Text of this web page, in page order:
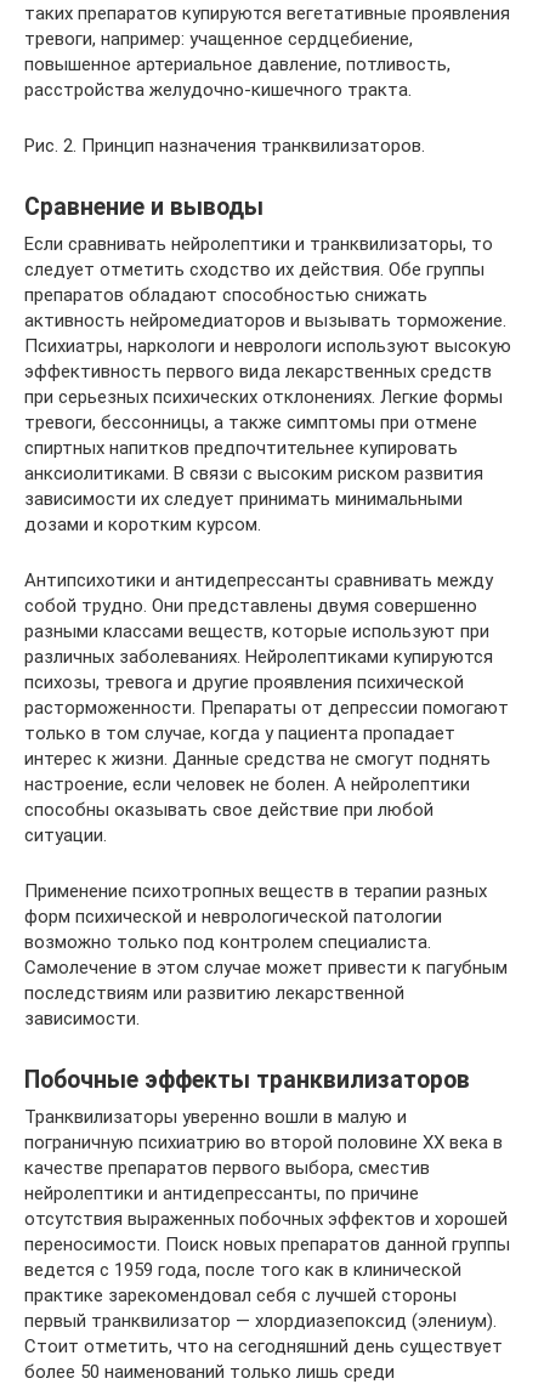
таких препаратов купируются вегетативные проявления
тревоги, например: учащенное сердцебиение,
повышенное артериальное давление, потливость,
расстройства желудочно-кишечного тракта.
Рис. 2. Принцип назначения транквилизаторов.
Сравнение и выводы
Если сравнивать нейролептики и транквилизаторы, то
следует отметить сходство их действия. Обе группы
препаратов обладают способностью снижать
активность нейромедиаторов и вызывать торможение.
Психиатры, наркологи и неврологи используют высокую
эффективность первого вида лекарственных средств
при серьезных психических отклонениях. Легкие формы
тревоги, бессонницы, а также симптомы при отмене
спиртных напитков предпочтительнее купировать
анксиолитиками. В связи с высоким риском развития
зависимости их следует принимать минимальными
дозами и коротким курсом.
Антипсихотики и антидепрессанты сравнивать между
собой трудно. Они представлены двумя совершенно
разными классами веществ, которые используют при
различных заболеваниях. Нейролептиками купируются
психозы, тревога и другие проявления психической
расторможенности. Препараты от депрессии помогают
только в том случае, когда у пациента пропадает
интерес к жизни. Данные средства не смогут поднять
настроение, если человек не болен. А нейролептики
способны оказывать свое действие при любой
ситуации.
Применение психотропных веществ в терапии разных
форм психической и неврологической патологии
возможно только под контролем специалиста.
Самолечение в этом случае может привести к пагубным
последствиям или развитию лекарственной
зависимости.
Побочные эффекты транквилизаторов
Транквилизаторы уверенно вошли в малую и
пограничную психиатрию во второй половине XX века в
качестве препаратов первого выбора, сместив
нейролептики и антидепрессанты, по причине
отсутствия выраженных побочных эффектов и хорошей
переносимости. Поиск новых препаратов данной группы
ведется с 1959 года, после того как в клинической
практике зарекомендовал себя с лучшей стороны
первый транквилизатор — хлордиазепоксид (элениум).
Стоит отметить, что на сегодняшний день существует
более 50 наименований только лишь среди